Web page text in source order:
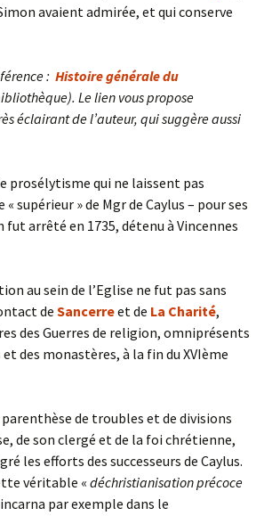
avaient admirée, et qui conserve
: Histoire générale du
Le lien vous propose
éclairant de l’auteur, qui suggère aussi
prosélytisme qui ne laissent pas
supérieur » de Mgr de Caylus – pour ses
arrêté en 1735, détenu à Vincennes
au sein de l’Eglise ne fut pas sans
de Sancerreet de La Charité,
des Guerres de religion, omniprésents
des monastères, à la fin du XVIème
de troubles et de divisions
de son clergé et de la foi chrétienne,
les efforts des successeurs de Caylus.
véritable « déchristianisation précoce
par exemple dans le